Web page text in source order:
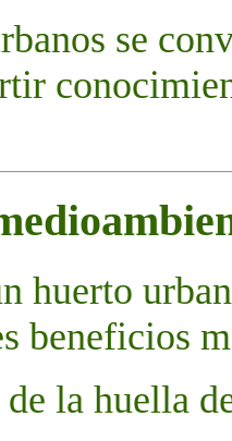
se
huerto
beneficios
la huella